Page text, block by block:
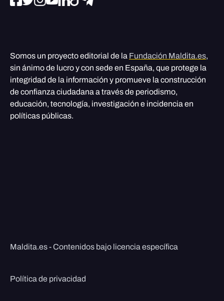
Somos un proyecto editorial de la Fundación Maldita.es,
sin ánimo de lucro y con sede en España, que protege la
integridad de la información y promueve la construcción
de confianza ciudadana a través de periodismo,
educación, tecnología, investigación e incidencia en
políticas públicas.
Maldita.es - Contenidos bajo licencia específica
Política de privacidad